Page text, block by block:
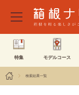
特集 モデルコース
検索結果一覧